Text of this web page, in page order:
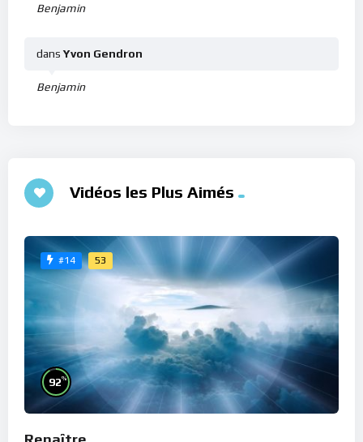
Benjamin
Benjamin
dans Yvon Gendron
Vidéos les Plus Aimés
#14 53
92%